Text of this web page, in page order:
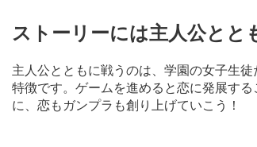
ストーリーには主人公とと
主人公とともに戦うのは、学園の女子生
特徴です。ゲームを進めると恋に発展す
に、恋もガンプラも創り上げていこう！